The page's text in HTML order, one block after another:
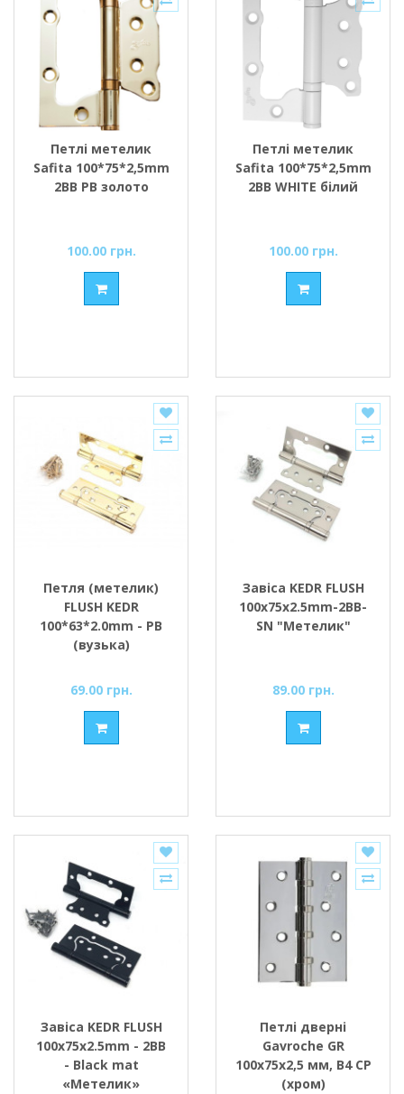
Петлі метелик
Safita 100*75*2,5mm
2BB PB золото
100.00 грн.
Петлі метелик
Safita 100*75*2,5mm
2BB WHITE білий
100.00 грн.
Петля (метелик)
FLUSH KEDR
100*63*2.0mm - PB
(вузька)
69.00 грн.
Завіса KEDR FLUSH
100x75x2.5mm-2BB-
SN "Метелик"
89.00 грн.
Завіса KEDR FLUSH
100x75x2.5mm - 2BB
- Black mat
«Метелик»
Петлі дверні
Gavroche GR
100x75x2,5 мм, B4 CP
(хром)